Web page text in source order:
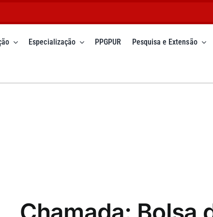
Especialização PPGPUR Pesquisa e Extensão